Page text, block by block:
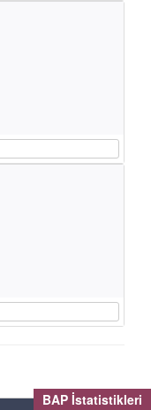
BAP İstatistikleri